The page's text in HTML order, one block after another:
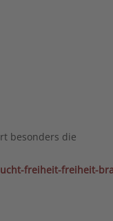
besonders die
freiheit-freiheit-